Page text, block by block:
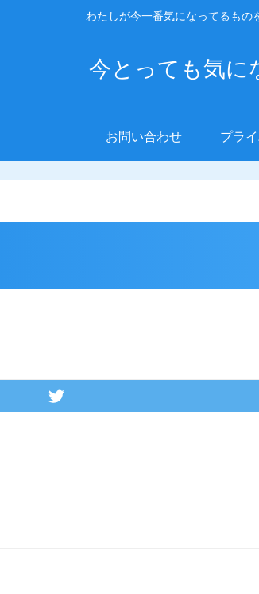
わたしが今一番気になってるもの
今とっても気
お問い合わせ プラ